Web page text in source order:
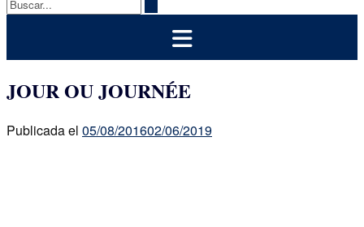
JOUR OU JOURNÉE
Publicada el 05/08/201602/06/2019